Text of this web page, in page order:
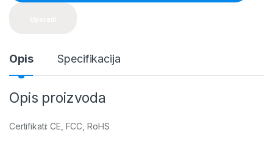
Opis Specifikacija
Opis proizvoda
Certifikati: CE, FCC, RoHS